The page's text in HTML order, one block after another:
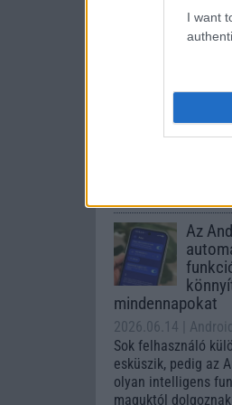
I want
A One UI 9
intelligencia-
csúcskategóriás
Az
mindennapokat
2026.06.14
|
Sok felhasználó
esküszik, pedig az
olyan intelligens
maguktól